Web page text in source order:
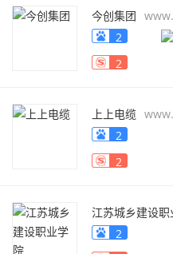
今创集团
2
2
上上电缆
2
2
江苏城乡建设职
2